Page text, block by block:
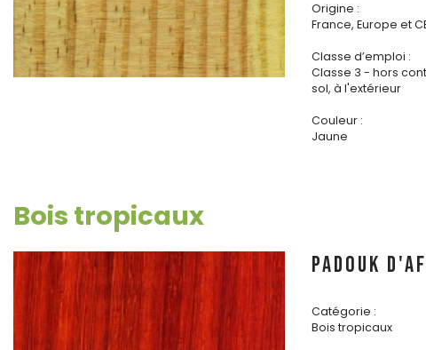
Origine :
France, Europe et
Classe d’emploi :
Classe 3 - hors
sol, à l'extérieur
Couleur :
Jaune
Bois tropicaux
PADOUK
Catégorie :
Bois tropicaux